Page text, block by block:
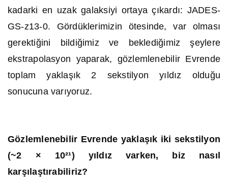
kadarki en uzak galaksiyi ortaya çıkardı: JADES-
GS-z13-0. Gördüklerimizin ötesinde, var olması
gerektiğini bildiğimiz ve beklediğimiz şeylere
ekstrapolasyon yaparak, gözlemlenebilir Evrende
toplam yaklaşık 2 sekstilyon yıldız olduğu
sonucuna varıyoruz.
Gözlemlenebilir Evrende yaklaşık iki sekstilyon
(~2 × 10²¹) yıldız varken, biz nasıl
karşılaştırabiliriz?